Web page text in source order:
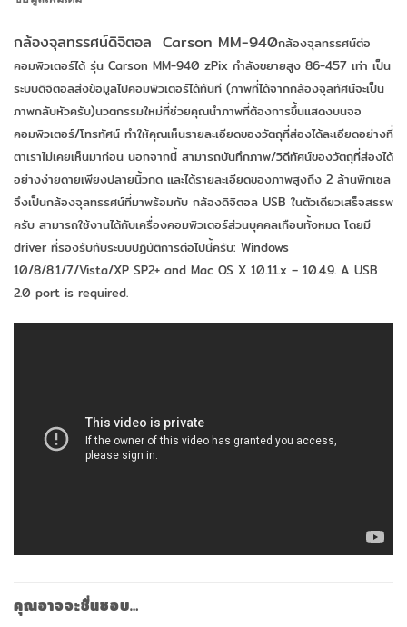
กล้องจุลทรรศน์ดิจิตอล Carson MM-940กล้องจุลทรรศน์ต่อ
คอมพิวเตอร์ได้ รุ่น Carson MM-940 zPix กำลังขยายสูง 86-457 เท่า เป็น
ระบบดิจิตอลส่งข้อมูลไปคอมพิวเตอร์ได้ทันที (ภาพที่ได้จากกล้องจุลทัศน์จะเป็น
ภาพกลับหัวครับ)นวตกรรมใหม่ที่ช่วยคุณนำภาพที่ต้องการขึ้นแสดงบนจอ
คอมพิวเตอร์/โทรทัศน์ ทำให้คุณเห็นรายละเอียดของวัตถุที่ส่องได้ละเอียดอย่างที่
ตาเราไม่เคยเห็นมาก่อน นอกจากนี้ สามารถบันทึกภาพ/วิดีทัศน์ของวัตถุที่ส่องได้
อย่างง่ายดายเพียงปลายนิ้วกด และได้รายละเอียดของภาพสูงถึง 2 ล้านพิกเซล
จึงเป็นกล้องจุลทรรศน์ที่มาพร้อมกับ กล้องดิจิตอล USB ในตัวเดียวเสร็จสรรพ
ครับ สามารถใช้งานได้กับเครื่องคอมพิวเตอร์ส่วนบุคคลเกือบทั้งหมด โดยมี
driver ที่รองรับกับระบบปฏิบัติการต่อไปนี้ครับ: Windows
10/8/8.1/7/Vista/XP SP2+ and Mac OS X 10.11.x – 10.4.9. A USB
2.0 port is required.
คุณอาจจะชื่นชอบ…